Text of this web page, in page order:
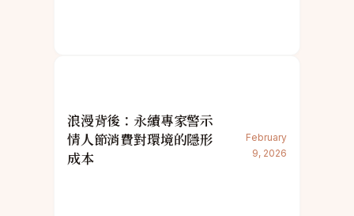
浪漫背後：永續專家警示
情人節消費對環境的隱形
成本
February
9, 2026